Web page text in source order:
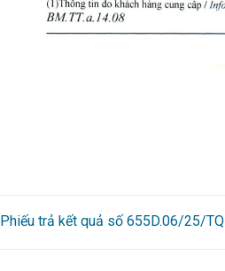
Phiếu trả kết quả số 655D.06/25/TQ